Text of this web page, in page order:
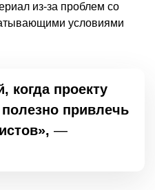
из-за проблем со
условиями
когда проекту
привлечь
—